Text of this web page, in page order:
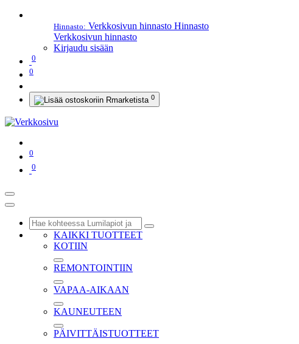
Hinnasto: Verkkosivun hinnasto Hinnasto
Verkkosivun hinnasto
Kirjaudu sisään
0
0
0
0
0
KAIKKI TUOTTEET
KOTIIN
REMONTOINTIIN
VAPAA-AIKAAN
KAUNEUTEEN
PÄIVITTÄISTUOTTEET